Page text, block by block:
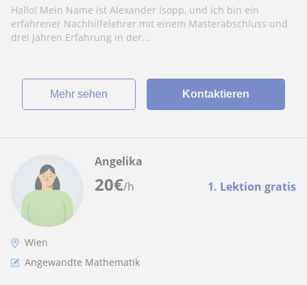
Hallo! Mein Name ist Alexander Isopp, und ich bin ein
erfahrener Nachhilfelehrer mit einem Masterabschluss und
drei Jahren Erfahrung in der...
Mehr sehen Kontaktieren
20€/h 1. Lektion gratis
Angelika
Wien
Angewandte Mathematik